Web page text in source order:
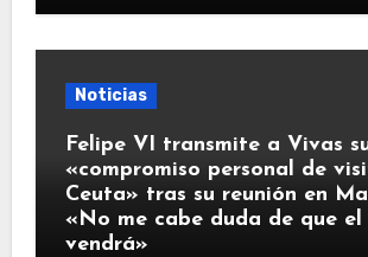
Noticias
Felipe VI transmite a Vivas
«compromiso personal de
Ceuta» tras su reunión en
«No me cabe duda de que el
vendrá»